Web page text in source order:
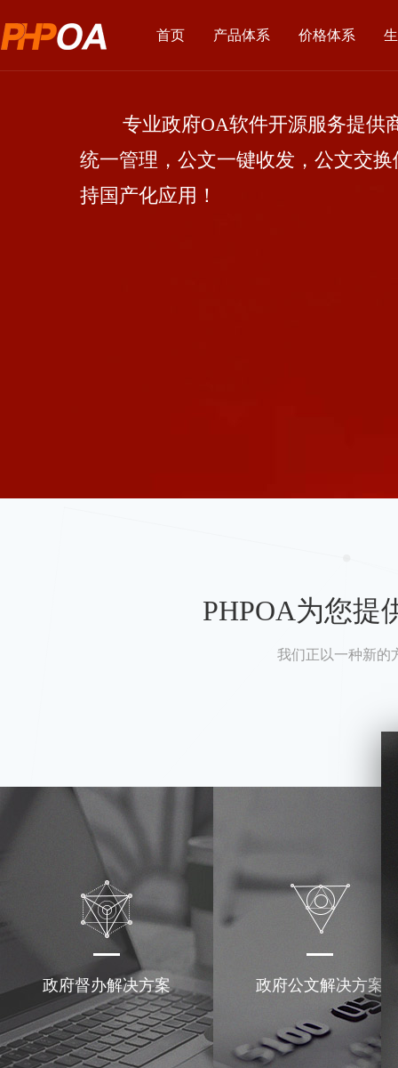
首页 产品体系 价格体系
专业政府OA软件开源服务提供商
统一管理，公文一键收发，公文交
持国产化应用！
PHPOA为您提
我们正以一种新的
政府督办解决方案 政府公文解决方案